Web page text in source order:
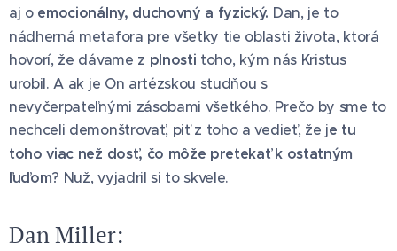
aj o emocionálny, duchovný a fyzický. Dan, je to
nádherná metafora pre všetky tie oblasti života, ktorá
hovorí, že dávame z plnosti toho, kým nás Kristus
urobil. A ak je On artézskou studňou s
nevyčerpateľnými zásobami všetkého. Prečo by sme to
nechceli demonštrovať, piť z toho a vedieť, že je tu
toho viac než dosť, čo môže pretekať k ostatným
ľuďom? Nuž, vyjadril si to skvele.
Dan Miller: